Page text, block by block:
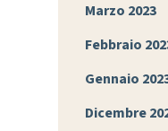
Marzo 2023
Febbraio
Gennaio
Dicembre